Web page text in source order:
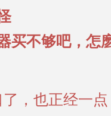
买不够吧，怎
，也正经一